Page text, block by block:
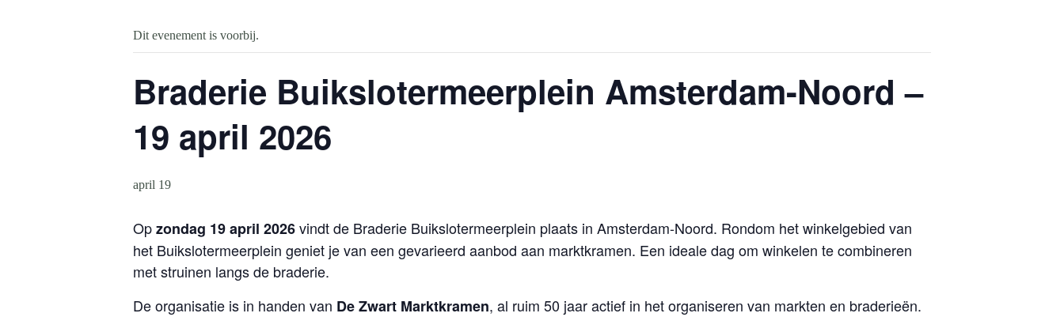
Dit evenement is voorbij.
Braderie Buikslotermeerplein Amsterdam-Noord –
19 april 2026
april 19
Opzondag 19 april 2026vindt de Braderie Buikslotermeerplein plaats in Amsterdam-Noord. Rondom het winkelgebied van
het Buikslotermeerplein geniet je van een gevarieerd aanbod aan marktkramen. Een ideale dag om winkelen te combineren
met struinen langs de braderie.
De organisatie is in handen van De Zwart Marktkramen, al ruim 50 jaar actief in het organiseren van markten en braderieën.